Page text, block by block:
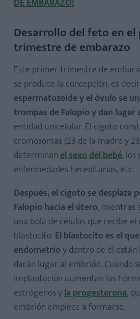
DE EMBARAZO!
Desarrollo del feto en
trimestre de embarazo
Este primer trimestre de
se produce la concepción, es
espermatozoide y el óvulo se
trompas de Falopio y dan lugar
entidad unicelular. El cigoto
cromosomas (23 de la madre y
determinanel sexo del bebé,
enfermedades hereditarias, etc.
Después, el cigoto se desplaza
Falopio hacia el útero, mientras
una bola de células que recibe
blastocito. El blastocito es el
endometrioy dentro de él están
darán lugar al embrión. Cuando
implantación aumentan las
estrógenos yla progesterona,
embrión empiece a formarse.